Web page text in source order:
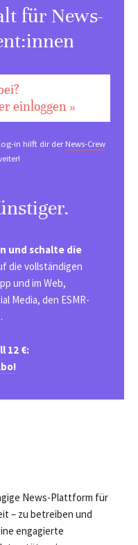
für News-
einloggen »
in hilft dir derNews-Crew
und schalte die
die vollständigen
und im Web,
Media, den ESMR-
12 €:
News-Plattform für
– zu betreiben und
engagierte